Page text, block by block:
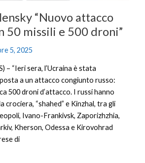
“Nuovo attacco
50 missili e 500 droni”
5, 2025
– “Ieri sera, l’Ucraina è stata
a un attacco congiunto russo:
500 droni d’attacco. I russi hanno
crociera, “shahed” e Kinzhal, tra gli
Ivano-Frankivsk, Zaporizhzhia,
Kherson, Odessa e Kirovohrad
di